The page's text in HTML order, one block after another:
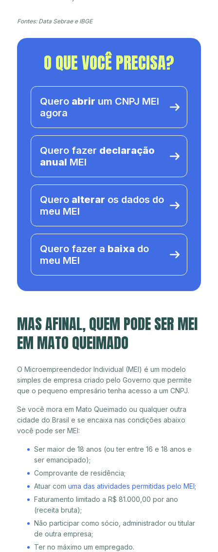
Fontes: Data Sebrae e IBGE
O QUE VOCÊ PRECISA?
Quero abrir um CNPJ MEI
agora
Quero fazer declaração
anual MEI
Quero alterar os dados do
meu MEI
Quero fazer a baixa do
meu MEI
MAS AFINAL, QUEM PODE SER MEI
EM MATO QUEIMADO
O Microempreendedor Individual (MEI) é um modelo
simples de empresa criado pelo Governo que permite
que o pequeno empresário tenha acesso a um CNPJ.
Se você mora em Mato Queimado ou qualquer outra
cidade do Brasil e se encaixa nas condições abaixo
você pode ser MEI:
Ser maior de 18 anos (ou ter entre 16 e 18 anos e
ser emancipado);
Comprovante de residência;
Atuar com uma das atividades permitidas pelo MEI;
Faturamento limitado a R$ 81.000,00 por ano
(receita bruta);
Não participar como sócio, administrador ou titular
de outra empresa;
Ter no máximo um empregado.